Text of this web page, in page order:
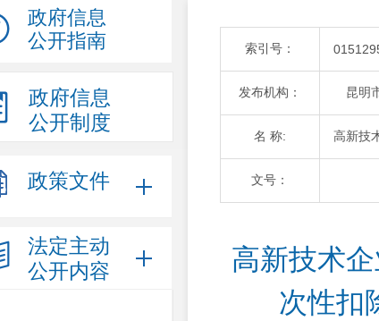
政府信息
公开指南
政府信息
公开制度
政策文件
法定主动
公开内容
索引号：
发布机构： 昆明
名 称: 高新技
文号：
高新技术
次性扣